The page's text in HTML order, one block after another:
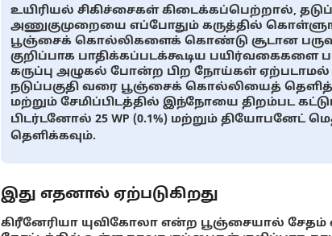
உயிரியல் சிகிச்சைகள் கிடைக்கப்பெற்றால்,
அணுகுமுறையை எப்போதும் கருத்தில்
பூஞ்சைக் கொல்லிகளைக் கொண்டு சூடான
குறிப்பாக பாதிக்கப்படக்கூடிய பயிர்வகைகளை
கருப்பு அழுகல் போன்ற பிற நோய்கள்
நடுப்பகுதி வரை பூஞ்சைக் கொல்லியைத்
மற்றும் சேமிப்பிடத்தில் இந்நோயை திறம்பட
பிடர்டனோல் 25 WP (0.1%) மற்றும் தியோபனேட்
தெளிக்கவும்.
இது எதனால் ஏற்படுகிறது
கிரீனேரியா யுவிகோலா என்ற பூஞ்சையால் சேதம்